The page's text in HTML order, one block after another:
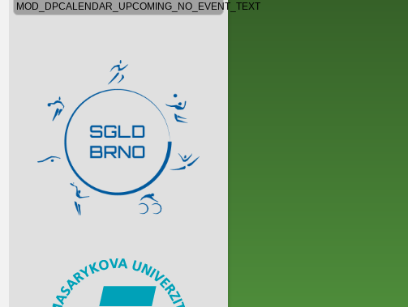
MOD_DPCALENDAR_UPCOMING_NO_EVENT_TEXT